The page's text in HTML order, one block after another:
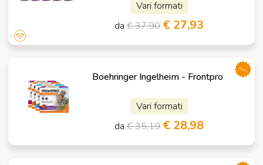
Vari formati
da€ 37,90 € 27,93
Boehringer Ingelheim - Frontpro
Vari formati
da€ 35,19 € 28,98
promo